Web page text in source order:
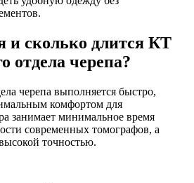
и сколько длится КТ
отдела черепа?
черепа выполняется быстро,
комфортом для
занимает минимальное время
современных томографов, а
точностью.